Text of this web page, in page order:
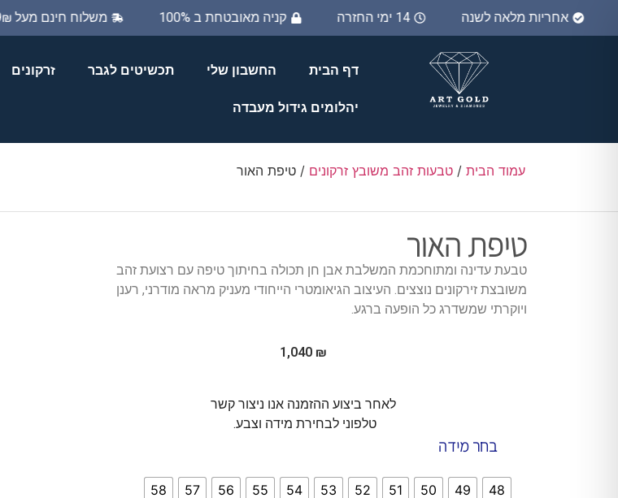
משלוח חינם מעל 599₪ קניה מאובטחת ב 100% 14 ימי החזרה אחריות מלאה לשנה
דף הבית החשבון שלי תכשיטים לגבר זרקונים
יהלומים גידול מעבדה
עמוד הבית / טבעות זהב משובץ זרקונים / טיפת האור
טיפת האור
טבעת עדינה ומתוחכמת המשלבת אבן חן תכולה בחיתוך טיפה עם רצועת זהב
משובצת זירקונים נוצצים. העיצוב הגיאומטרי הייחודי מעניק מראה מודרני, רענן
ויוקרתי שמשדרג כל הופעה ברגע.
1,040 ₪
לאחר ביצוע ההזמנה אנו ניצור קשר
טלפוני לבחירת מידה וצבע.
בחר מידה
48
49
50
51
52
53
54
55
56
57
58